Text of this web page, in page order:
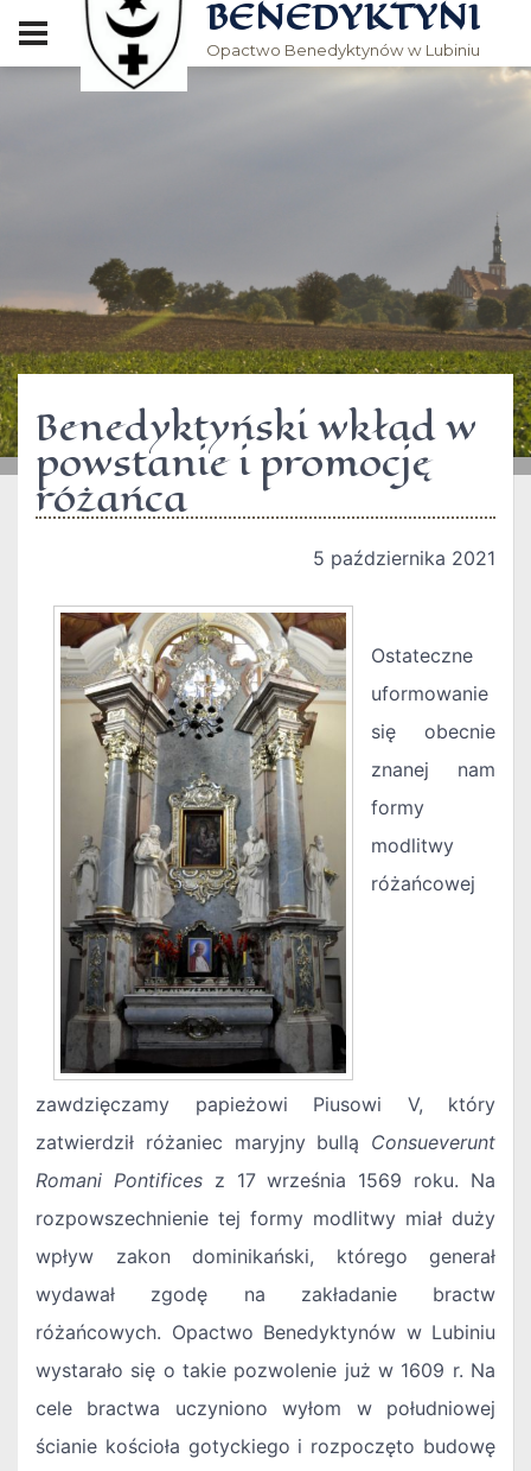
BENEDYKTYNI
Opactwo Benedyktynów w Lubiniu
Benedyktyński wkład w
powstanie i promocję
różańca
5 października 2021
Ostateczne
uformowanie
się obecnie
znanej nam
formy
modlitwy
różańcowej
zawdzięczamy papieżowi Piusowi V, który
zatwierdził różaniec maryjny bullą Consueverunt
Romani Pontificesz 17 września 1569 roku. Na
rozpowszechnienie tej formy modlitwy miał duży
wpływ zakon dominikański, którego generał
wydawał zgodę na zakładanie bractw
różańcowych. Opactwo Benedyktynów w Lubiniu
wystarało się o takie pozwolenie już w 1609 r. Na
cele bractwa uczyniono wyłom w południowej
ścianie kościoła gotyckiego i rozpoczęto budowę